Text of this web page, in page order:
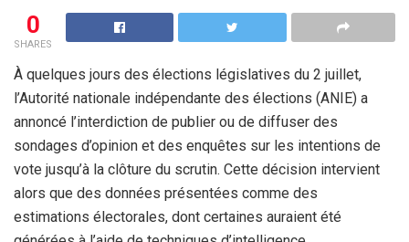
0
SHARES
À quelques jours des élections législatives du 2 juillet,
l’Autorité nationale indépendante des élections (ANIE) a
annoncé l’interdiction de publier ou de diffuser des
sondages d’opinion et des enquêtes sur les intentions de
vote jusqu’à la clôture du scrutin. Cette décision intervient
alors que des données présentées comme des
estimations électorales, dont certaines auraient été